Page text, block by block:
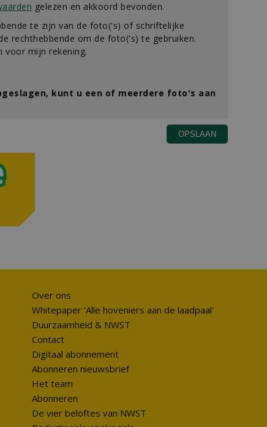
gelezen en akkoord bevonden.
te zijn van de foto('s) of schriftelijke
rechthebbende om de foto('s) te gebruiken.
voor mijn rekening.
kunt u een of meerdere foto's aan
Over ons
Whitepaper 'Alle hoveniers aan de laadpaal'
Duurzaamheid & NWST
Contact
Digitaal abonnement
Abonneren nieuwsbrief
Het team
Abonneren
De vier beloftes van NWST